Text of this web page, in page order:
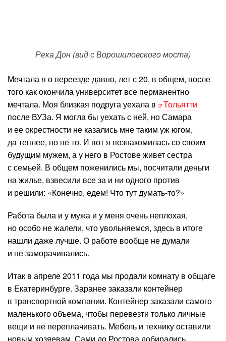
Река Дон (вид с Ворошиловского моста)
Мечтала я о переезде давно, лет с 20, в общем, после
того как окончила университет все перманентно
мечтала. Моя близкая подруга уехала в
Тольятти
после ВУЗа. Я могла бы уехать с ней, но Самара
и ее окрестности не казались мне таким уж югом,
да теплее, но не то. И вот я познакомилась со своим
будущим мужем, а у него в Ростове живет сестра
с семьей. В общем поженились мы, посчитали деньги
на жилье, взвесили все за и ни одного против
и решили: «Конечно, едем! Что тут думать-то?»
Работа была и у мужа и у меня очень неплохая,
но особо не жалели, что увольняемся, здесь в итоге
нашли даже лучше. О работе вообще не думали
и не заморачивались.
Итак в апреле 2011 года мы продали комнату в общаге
в Екатеринбурге. Заранее заказали контейнер
в транспортной компании. Контейнер заказали самого
маленького объема, чтобы перевезти только личные
вещи и не переплачивать. Мебель и технику оставили
новым хозяевам. Сами до Ростова добирались